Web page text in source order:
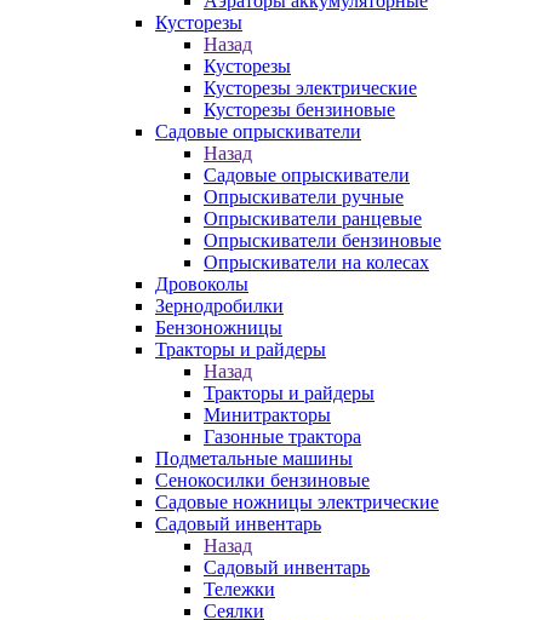
Кусторезы
Назад
Кусторезы
Кусторезы электрические
Кусторезы бензиновые
Садовые опрыскиватели
Назад
Садовые опрыскиватели
Опрыскиватели ручные
Опрыскиватели ранцевые
Опрыскиватели бензиновые
Опрыскиватели на колесах
Дровоколы
Зернодробилки
Бензоножницы
Тракторы и райдеры
Назад
Тракторы и райдеры
Минитракторы
Газонные трактора
Подметальные машины
Сенокосилки бензиновые
Садовые ножницы электрические
Садовый инвентарь
Назад
Садовый инвентарь
Тележки
Сеялки